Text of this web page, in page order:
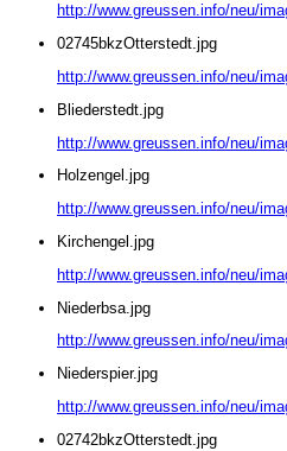
http://www.greussen.info/neu/
02745bkzOtterstedt.jpg
http://www.greussen.info/neu/
Bliederstedt.jpg
http://www.greussen.info/neu/
Holzengel.jpg
http://www.greussen.info/neu/
Kirchengel.jpg
http://www.greussen.info/neu/
Niederbsa.jpg
http://www.greussen.info/neu/
Niederspier.jpg
http://www.greussen.info/neu/
02742bkzOtterstedt.jpg